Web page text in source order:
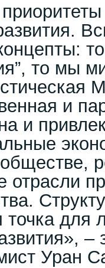
то мы
и
и
отрасли
точка для
–
Уран